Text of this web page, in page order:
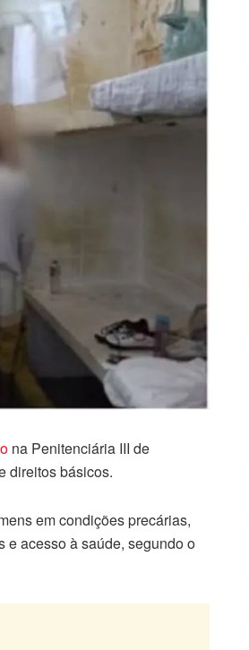
na Penitenciária III de
direitos básicos.
em condições precárias,
e acesso à saúde, segundo o